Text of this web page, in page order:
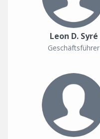
Leon D. Syré
Geschäftsführer